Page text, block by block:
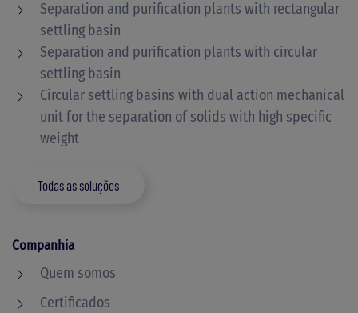
Separation and purification plants with rectangular
settling basin
Separation and purification plants with circular
settling basin
Circular settling basins with dual action mechanical
unit for the separation of solids with high specific
weight
Todas as soluções
Companhia
Quem somos
Certificados